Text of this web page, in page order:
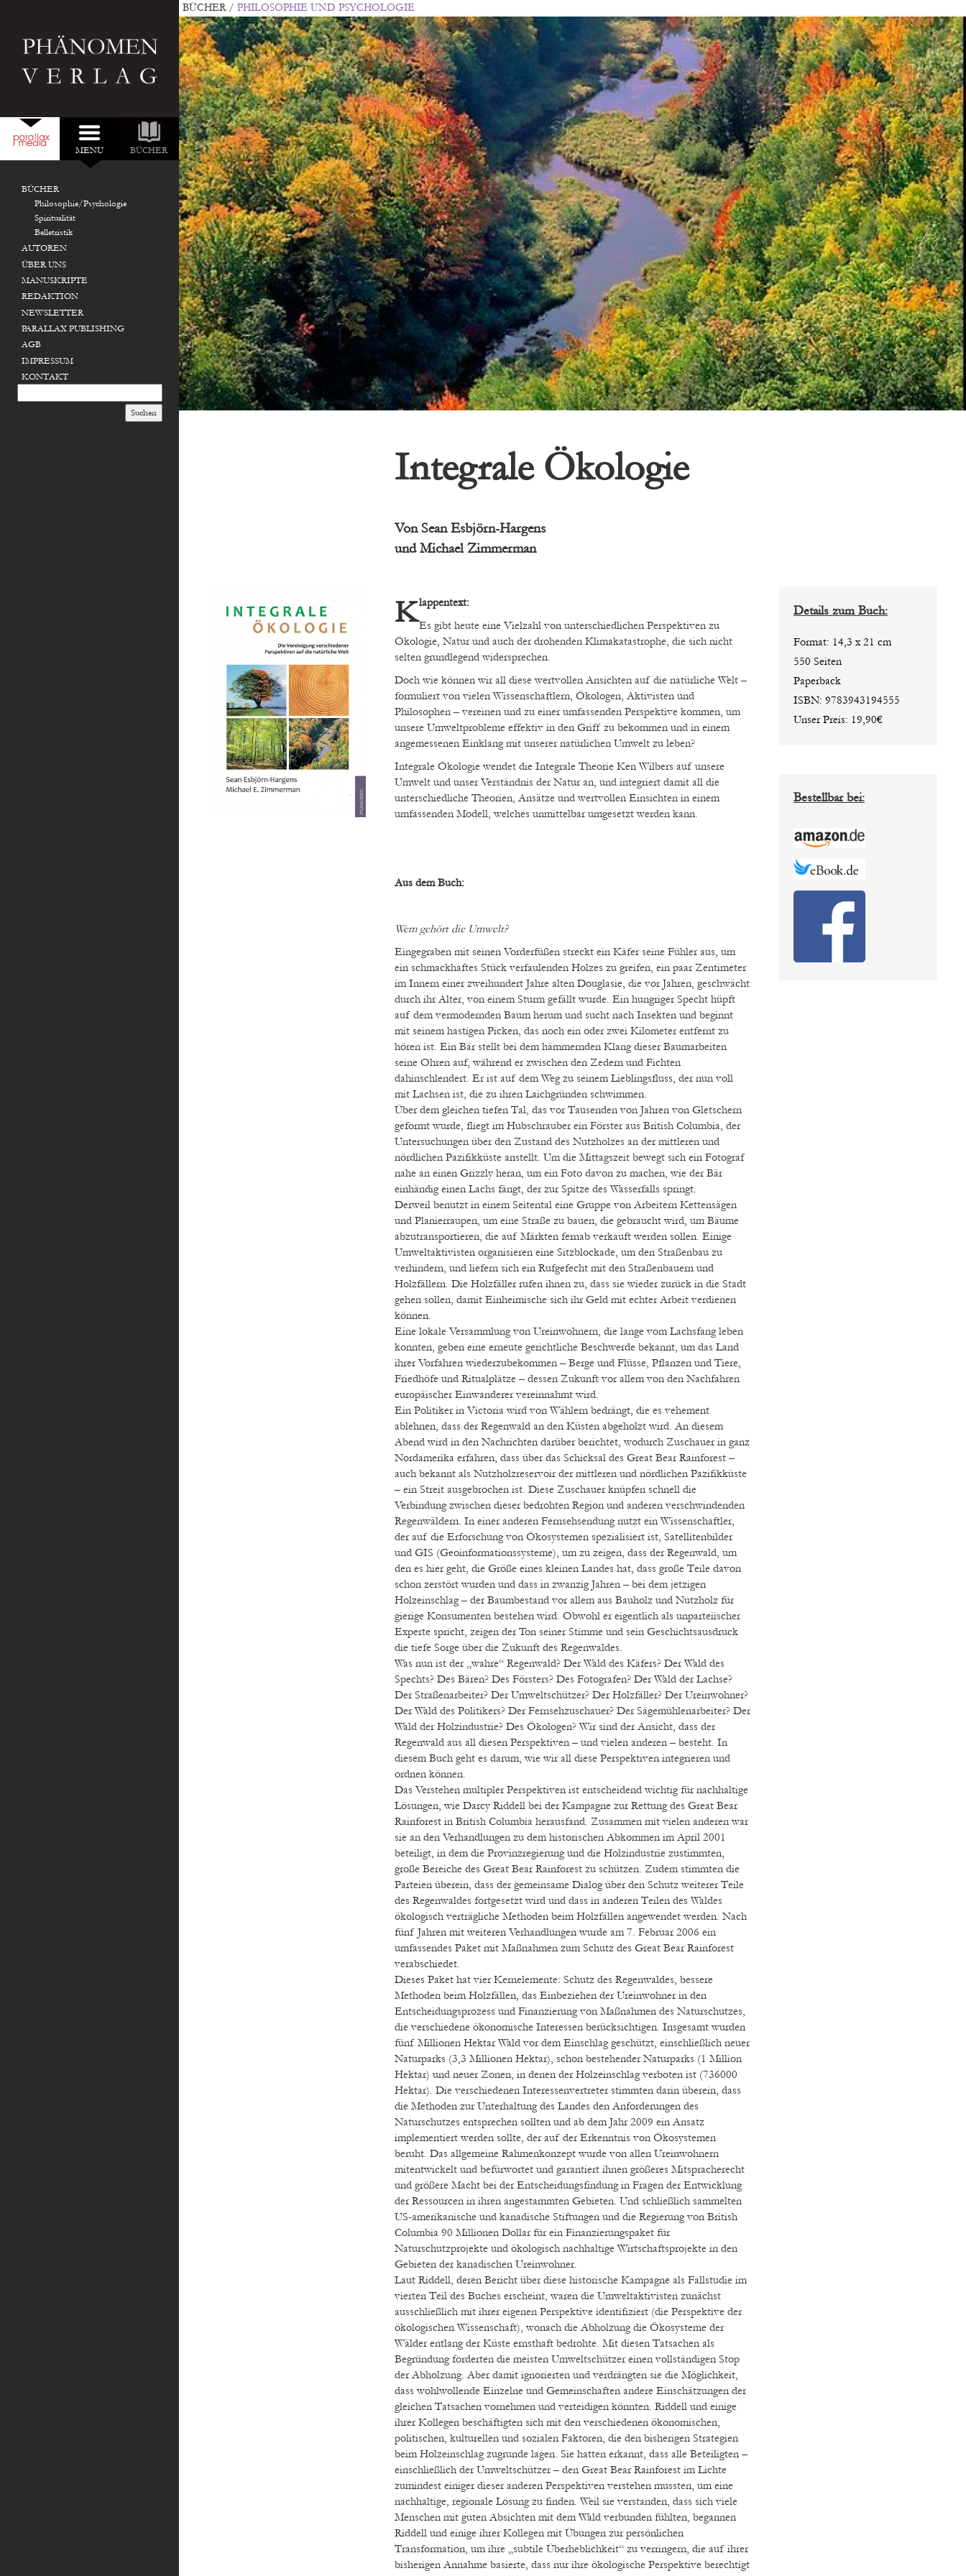
NEU IM VERLAG:
MENU BÜCHER
BÜCHER
Philosophie/Psychologie
Spiritualität
Belletristik
AUTOREN
ÜBER UNS
MANUSKRIPTE
REDAKTION
NEWSLETTER
PARALLAX PUBLISHING
AGB
IMPRESSUM
KONTAKT
BÜCHER / PHILOSOPHIE UND PSYCHOLOGIE
Integrale Ökologie
VonSean Esbjörn-Hargens
undMichael Zimmerman
Klappentext:
Es gibt heute eine Vielzahl von unterschiedlichen Perspektiven zu
Ökologie, Natur und auch der drohenden Klimakatastrophe, die sich nicht
selten grundlegend widersprechen.
Doch wie können wir all diese wertvollen Ansichten auf die natürliche Welt –
formuliert von vielen Wissenschaftlern, Ökologen, Aktivisten und
Philosophen – vereinen und zu einer umfassenden Perspektive kommen, um
unsere Umweltprobleme effektiv in den Griff zu bekommen und in einem
angemessenen Einklang mit unserer natürlichen Umwelt zu leben?
Integrale Ökologie wendet die Integrale Theorie Ken Wilbers auf unsere
Umwelt und unser Verständnis der Natur an, und integriert damit all die
unterschiedliche Theorien, Ansätze und wertvollen Einsichten in einem
umfassenden Modell, welches unmittelbar umgesetzt werden kann.
Aus dem Buch:
Wem gehört die Umwelt?
Eingegraben mit seinen Vorderfüßen streckt ein Käfer seine Fühler aus, um
ein schmackhaftes Stück verfaulenden Holzes zu greifen, ein paar Zentimeter
im Innern einer zweihundert Jahre alten Douglasie, die vor Jahren, geschwächt
durch ihr Alter, von einem Sturm gefällt wurde. Ein hungriger Specht hüpft
auf dem vermodernden Baum herum und sucht nach Insekten und beginnt
mit seinem hastigen Picken, das noch ein oder zwei Kilometer entfernt zu
hören ist. Ein Bär stellt bei dem hämmernden Klang dieser Baumarbeiten
seine Ohren auf, während er zwischen den Zedern und Fichten
dahinschlendert. Er ist auf dem Weg zu seinem Lieblingsfluss, der nun voll
mit Lachsen ist, die zu ihren Laichgründen schwimmen.
Über dem gleichen tiefen Tal, das vor Tausenden von Jahren von Gletschern
geformt wurde, fliegt im Hubschrauber ein Förster aus British Columbia, der
Untersuchungen über den Zustand des Nutzholzes an der mittleren und
nördlichen Pazifikküste anstellt. Um die Mittagszeit bewegt sich ein Fotograf
nahe an einen Grizzly heran, um ein Foto davon zu machen, wie der Bär
einhändig einen Lachs fängt, der zur Spitze des Wasserfalls springt.
Derweil benutzt in einem Seitental eine Gruppe von Arbeitern Kettensägen
und Planierraupen, um eine Straße zu bauen, die gebraucht wird, um Bäume
abzutransportieren, die auf Märkten fernab verkauft werden sollen. Einige
Umweltaktivisten organisieren eine Sitzblockade, um den Straßenbau zu
verhindern, und liefern sich ein Rufgefecht mit den Straßenbauern und
Holzfällern. Die Holzfäller rufen ihnen zu, dass sie wieder zurück in die Stadt
gehen sollen, damit Einheimische sich ihr Geld mit echter Arbeit verdienen
können.
Eine lokale Versammlung von Ureinwohnern, die lange vom Lachsfang leben
konnten, geben eine erneute gerichtliche Beschwerde bekannt, um das Land
ihrer Vorfahren wiederzubekommen – Berge und Flüsse, Pflanzen und Tiere,
Friedhöfe und Ritualplätze – dessen Zukunft vor allem von den Nachfahren
europäischer Einwanderer vereinnahmt wird.
Ein Politiker in Victoria wird von Wählern bedrängt, die es vehement
ablehnen, dass der Regenwald an den Küsten abgeholzt wird. An diesem
Abend wird in den Nachrichten darüber berichtet, wodurch Zuschauer in ganz
Nordamerika erfahren, dass über das Schicksal des Great Bear Rainforest –
auch bekannt als Nutzholzreservoir der mittleren und nördlichen Pazifikküste
– ein Streit ausgebrochen ist. Diese Zuschauer knüpfen schnell die
Verbindung zwischen dieser bedrohten Region und anderen verschwindenden
Regenwäldern. In einer anderen Fernsehsendung nutzt ein Wissenschaftler,
der auf die Erforschung von Ökosystemen spezialisiert ist, Satellitenbilder
und GIS (Geoinformationssysteme), um zu zeigen, dass der Regenwald, um
den es hier geht, die Größe eines kleinen Landes hat, dass große Teile davon
schon zerstört wurden und dass in zwanzig Jahren – bei dem jetzigen
Holzeinschlag – der Baumbestand vor allem aus Bauholz und Nutzholz für
gierige Konsumenten bestehen wird. Obwohl er eigentlich als unparteiischer
Experte spricht, zeigen der Ton seiner Stimme und sein Geschichtsausdruck
die tiefe Sorge über die Zukunft des Regenwaldes.
Was nun ist der „wahre“ Regenwald? Der Wald des Käfers? Der Wald des
Spechts? Des Bären? Des Försters? Des Fotografen? Der Wald der Lachse?
Der Straßenarbeiter? Der Umweltschützer? Der Holzfäller? Der Ureinwohner?
Der Wald des Politikers? Der Fernsehzuschauer? Der Sägemühlenarbeiter? Der
Wald der Holzindustrie? Des Ökologen? Wir sind der Ansicht, dass der
Regenwald aus all diesen Perspektiven – und vielen anderen – besteht. In
diesem Buch geht es darum, wie wir all diese Perspektiven integrieren und
ordnen können.
Das Verstehen multipler Perspektiven ist entscheidend wichtig für nachhaltige
Lösungen, wie Darcy Riddell bei der Kampagne zur Rettung des Great Bear
Rainforest in British Columbia herausfand. Zusammen mit vielen anderen war
sie an den Verhandlungen zu dem historischen Abkommen im April 2001
beteiligt, in dem die Provinzregierung und die Holzindustrie zustimmten,
große Bereiche des Great Bear Rainforest zu schützen. Zudem stimmten die
Parteien überein, dass der gemeinsame Dialog über den Schutz weiterer Teile
des Regenwaldes fortgesetzt wird und dass in anderen Teilen des Waldes
ökologisch verträgliche Methoden beim Holzfällen angewendet werden. Nach
fünf Jahren mit weiteren Verhandlungen wurde am 7. Februar 2006 ein
umfassendes Paket mit Maßnahmen zum Schutz des Great Bear Rainforest
verabschiedet.
Dieses Paket hat vier Kernelemente: Schutz des Regenwaldes, bessere
Methoden beim Holzfällen, das Einbeziehen der Ureinwohner in den
Entscheidungsprozess und Finanzierung von Maßnahmen des Naturschutzes,
die verschiedene ökonomische Interessen berücksichtigen. Insgesamt wurden
fünf Millionen Hektar Wald vor dem Einschlag geschützt, einschließlich neuer
Naturparks (3,3 Millionen Hektar), schon bestehender Naturparks (1 Million
Hektar) und neuer Zonen, in denen der Holzeinschlag verboten ist (736000
Hektar). Die verschiedenen Interessenvertreter stimmten darin überein, dass
die Methoden zur Unterhaltung des Landes den Anforderungen des
Naturschutzes entsprechen sollten und ab dem Jahr 2009 ein Ansatz
implementiert werden sollte, der auf der Erkenntnis von Ökosystemen
beruht. Das allgemeine Rahmenkonzept wurde von allen Ureinwohnern
mitentwickelt und befürwortet und garantiert ihnen größeres Mitspracherecht
und größere Macht bei der Entscheidungsfindung in Fragen der Entwicklung
der Ressourcen in ihren angestammten Gebieten. Und schließlich sammelten
US-amerikanische und kanadische Stiftungen und die Regierung von British
Columbia 90 Millionen Dollar für ein Finanzierungspaket für
Naturschutzprojekte und ökologisch nachhaltige Wirtschaftsprojekte in den
Gebieten der kanadischen Ureinwohner.
Laut Riddell, deren Bericht über diese historische Kampagne als Fallstudie im
vierten Teil des Buches erscheint, waren die Umweltaktivisten zunächst
ausschließlich mit ihrer eigenen Perspektive identifiziert (die Perspektive der
ökologischen Wissenschaft), wonach die Abholzung die Ökosysteme der
Wälder entlang der Küste ernsthaft bedrohte. Mit diesen Tatsachen als
Begründung forderten die meisten Umweltschützer einen vollständigen Stop
der Abholzung. Aber damit ignorierten und verdrängten sie die Möglichkeit,
dass wohlwollende Einzelne und Gemeinschaften andere Einschätzungen der
gleichen Tatsachen vornehmen und verteidigen könnten. Riddell und einige
ihrer Kollegen beschäftigten sich mit den verschiedenen ökonomischen,
politischen, kulturellen und sozialen Faktoren, die den bisherigen Strategien
beim Holzeinschlag zugrunde lagen. Sie hatten erkannt, dass alle Beteiligten –
einschließlich der Umweltschützer – den Great Bear Rainforest im Lichte
zumindest einiger dieser anderen Perspektiven verstehen mussten, um eine
nachhaltige, regionale Lösung zu finden. Weil sie verstanden, dass sich viele
Menschen mit guten Absichten mit dem Wald verbunden fühlten, begannen
Riddell und einige ihrer Kollegen mit Übungen zur persönlichen
Transformation, um ihre „subtile Überheblichkeit“ zu verringern, die auf ihrer
bisherigen Annahme basierte, dass nur ihre ökologische Perspektive berechtigt
Details zum Buch:
Format: 14,3 x 21 cm
550 Seiten
Paperback
ISBN: 9783943194555
Unser Preis: 19,90€
Bestellbar bei: